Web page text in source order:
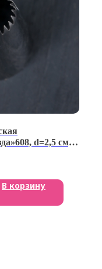
d=2,5 см,
В корзину